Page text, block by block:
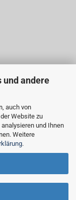
und andere
auch von
Website zu
und Ihnen
Weitere
.
Handel".